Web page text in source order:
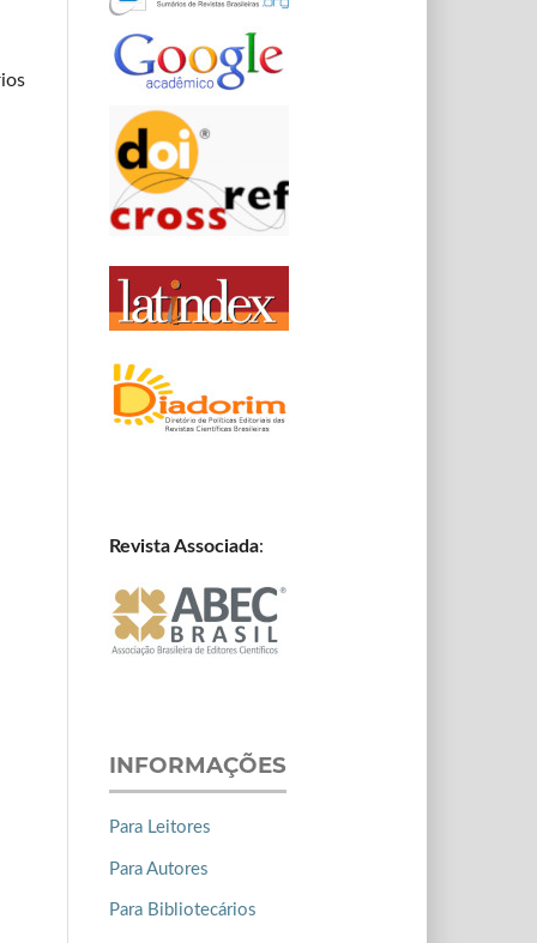
Revista Associada:
INFORMAÇÕES
Para Leitores
Para Autores
Para Bibliotecários